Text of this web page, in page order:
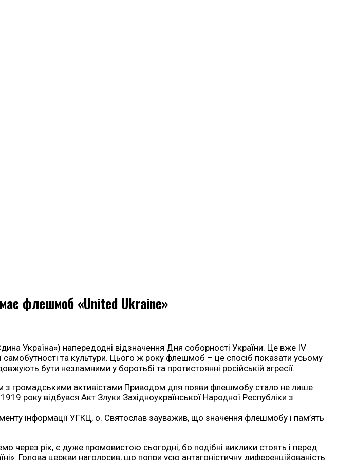
флешмоб «United Ukraine»
Україна») напередодні відзначення Дня соборності України. Це вже IV
та культури. Цього ж року флешмоб – це спосіб показати усьому
бути незламними у боротьбі та протистоянні російській агресії.
з громадськими активістами.Приводом для появи флешмобу стало не лише
року відбувся Акт Злуки Західноукраїнської Народної Республіки з
інформації УГКЦ, о. Святослав зауважив, що значення флешмобу і пам’ять
через рік, є дуже промовистою сьогодні, бо подібні виклики стоять і перед
Голова церкви наголосив, що попри усю антагоністичну диференційованість